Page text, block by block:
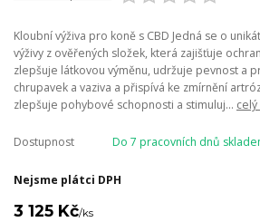
Kloubní výživa pro koně s CBD Jedná se o
výživy z ověřených složek, která zajišťuje
zlepšuje látkovou výměnu, udržuje pevnost a
chrupavek a vaziva a přispívá ke zmírnění
zlepšuje pohybové schopnosti a stimuluj...
Dostupnost Do 7 pracovních dnů
Nejsme plátci DPH
3 125 Kč/ks